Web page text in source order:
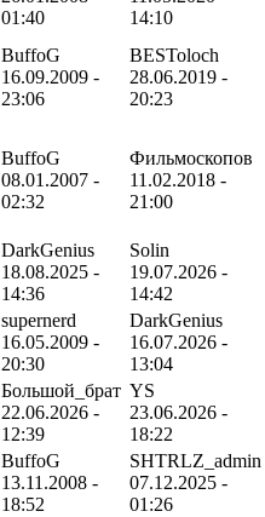
01:40
14:10
BuffoG
16.09.2009 -
23:06
BESToloch
28.06.2019 -
20:23
BuffoG
08.01.2007 -
02:32
Фильмоскопов
11.02.2018 -
21:00
DarkGenius
18.08.2025 -
14:36
Solin
19.07.2026 -
14:42
supernerd
16.05.2009 -
20:30
DarkGenius
16.07.2026 -
13:04
Большой_брат
22.06.2026 -
12:39
YS
23.06.2026 -
18:22
BuffoG
13.11.2008 -
18:52
SHTRLZ_admin
07.12.2025 -
01:26